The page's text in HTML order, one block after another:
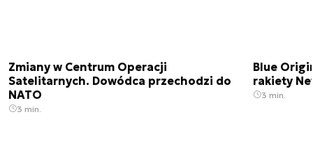
Zmiany w Centrum Operacji
Satelitarnych. Dowódca przechodzi do
NATO
3 min.
Blue
rakiety
3 min.